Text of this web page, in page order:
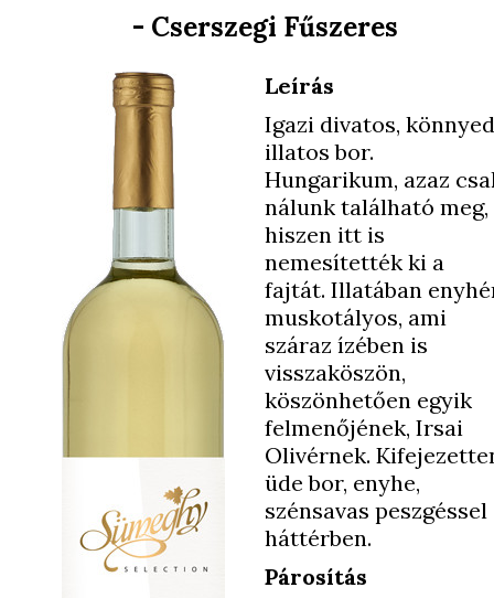
- Cserszegi Fűszeres
Leírás
Igazi divatos,
illatos bor.
Hungarikum, azaz
nálunk található meg,
hiszen itt is
nemesítették ki a
fajtát. Illatában
muskotályos, ami
száraz ízében is
visszaköszön,
köszönhetően egyik
felmenőjének, Irsai
Olivérnek.
üde bor, enyhe,
szénsavas peszgéssel
háttérben.
Párosítás